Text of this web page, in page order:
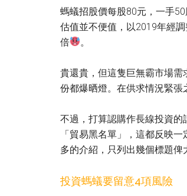
螞蟻招股價每股80元，一手
估值並不便值，以2019年經
倍
。
貴還貴，但這隻巨無霸市場
份都爆晒燈。在供求情況緊張
不過，打算認購作長線投資
「貿易黑名單」，這都反映
多的介紹，只列出幾個標題俾
投資螞蟻要留意4項風險